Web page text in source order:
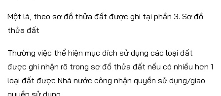
Một là, theo sơ đồ thửa đất được ghi tại phần 3. Sơ đồ
thửa đất
Thường việc thể hiện mục đích sử dụng các loại đất
được ghi nhận rõ trong sơ đồ thửa đất nếu có nhiều hơn 1
loại đất được Nhà nước công nhận quyền sử dụng/giao
quyền sử dụng.